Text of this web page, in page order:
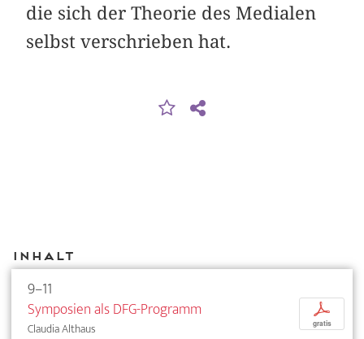
die sich der Theorie des Medialen
selbst verschrieben hat.
Inhalt
9–11
Symposien als DFG-Programm
Claudia Althaus
p
gratis